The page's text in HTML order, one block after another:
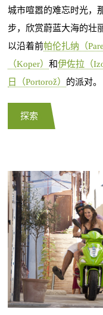
城市喧嚣的难忘时光，
步，欣赏蔚蓝大海的壮
以沿着前帕伦扎纳（
（Koper） 和伊佐拉（
日（Portorož） 的派对。
探索